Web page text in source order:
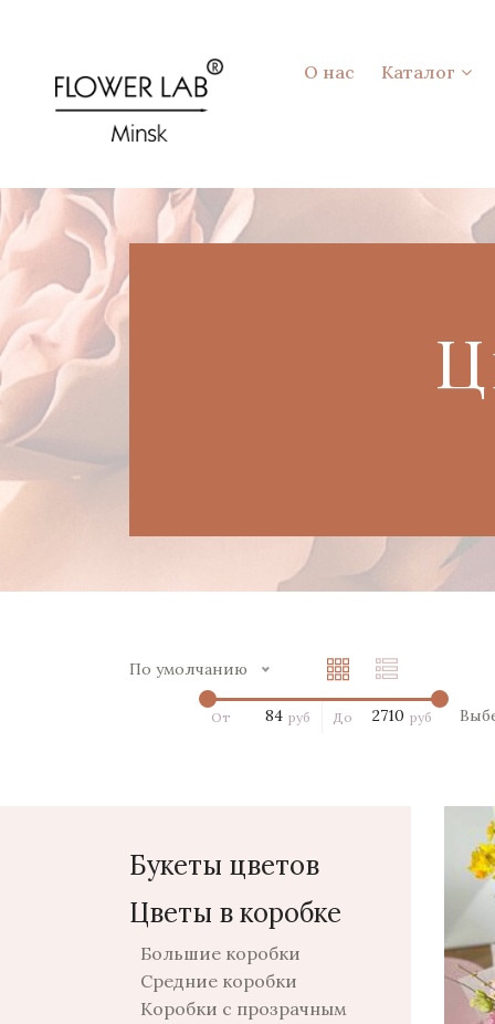
О нас Каталог
По умолчанию
От руб До руб
Букеты цветов
Цветы в коробке
Большие коробки
Средние коробки
Коробки с прозрачным